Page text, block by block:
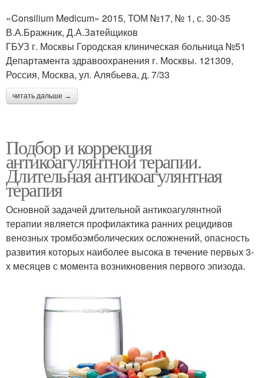
«Consilium Medicum» 2015, ТОМ №17, № 1, с. 30-35
В.А.Бражник, Д.А.Зaтейщиков
ГБУЗ г. Москвы Городская клиническая больница №51
Департамента здравоохранения г. Москвы. 121309,
Россия, Москва, ул. Алябьева, д. 7/33
читать дальше →
Подбор и коррекция
антикоагулянтной терапии.
Длительная антикоагулянтная
терапия
Основной задачей длительной антикоагулянтной
терапии является профилактика ранних рецидивов
венозных тромбоэмболических осложнений, опасность
развития которых наиболее высока в течение первых 3-
х месяцев с момента возникновения первого эпизода.